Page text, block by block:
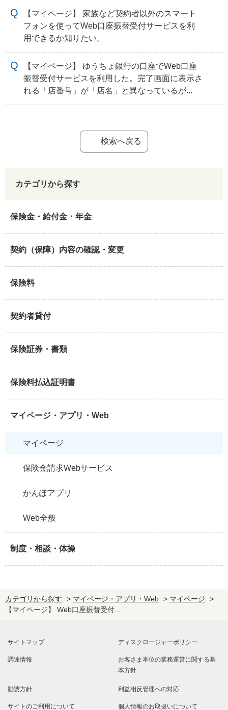
【マイページ】 家族など契約者以外のスマート
フォンを使ってWeb口座振替受付サービスを利
用できるか知りたい。
【マイページ】 ゆうちょ銀行の口座でWeb口座
振替受付サービスを利用した。完了画面に表示さ
れる「店番号」が「店名」と異なっているが...
検索へ戻る
カテゴリから探す
保険金・給付金・年金
契約（保障）内容の確認・変更
保険料
契約者貸付
保険証券・書類
保険料払込証明書
マイページ・アプリ・Web
マイページ
保険金請求Webサービス
かんぽアプリ
Web全般
制度・相談・体操
カテゴリから探す > マイページ・アプリ・Web > マイページ
>
【マイページ】 Web口座振替受付...
サイトマップ ディスクロージャーポリシー
調達情報 お客さま本位の業務運営に関する基
本方針
勧誘方針 利益相反管理への対応
サイトのご利用について 個人情報のお取扱いについて